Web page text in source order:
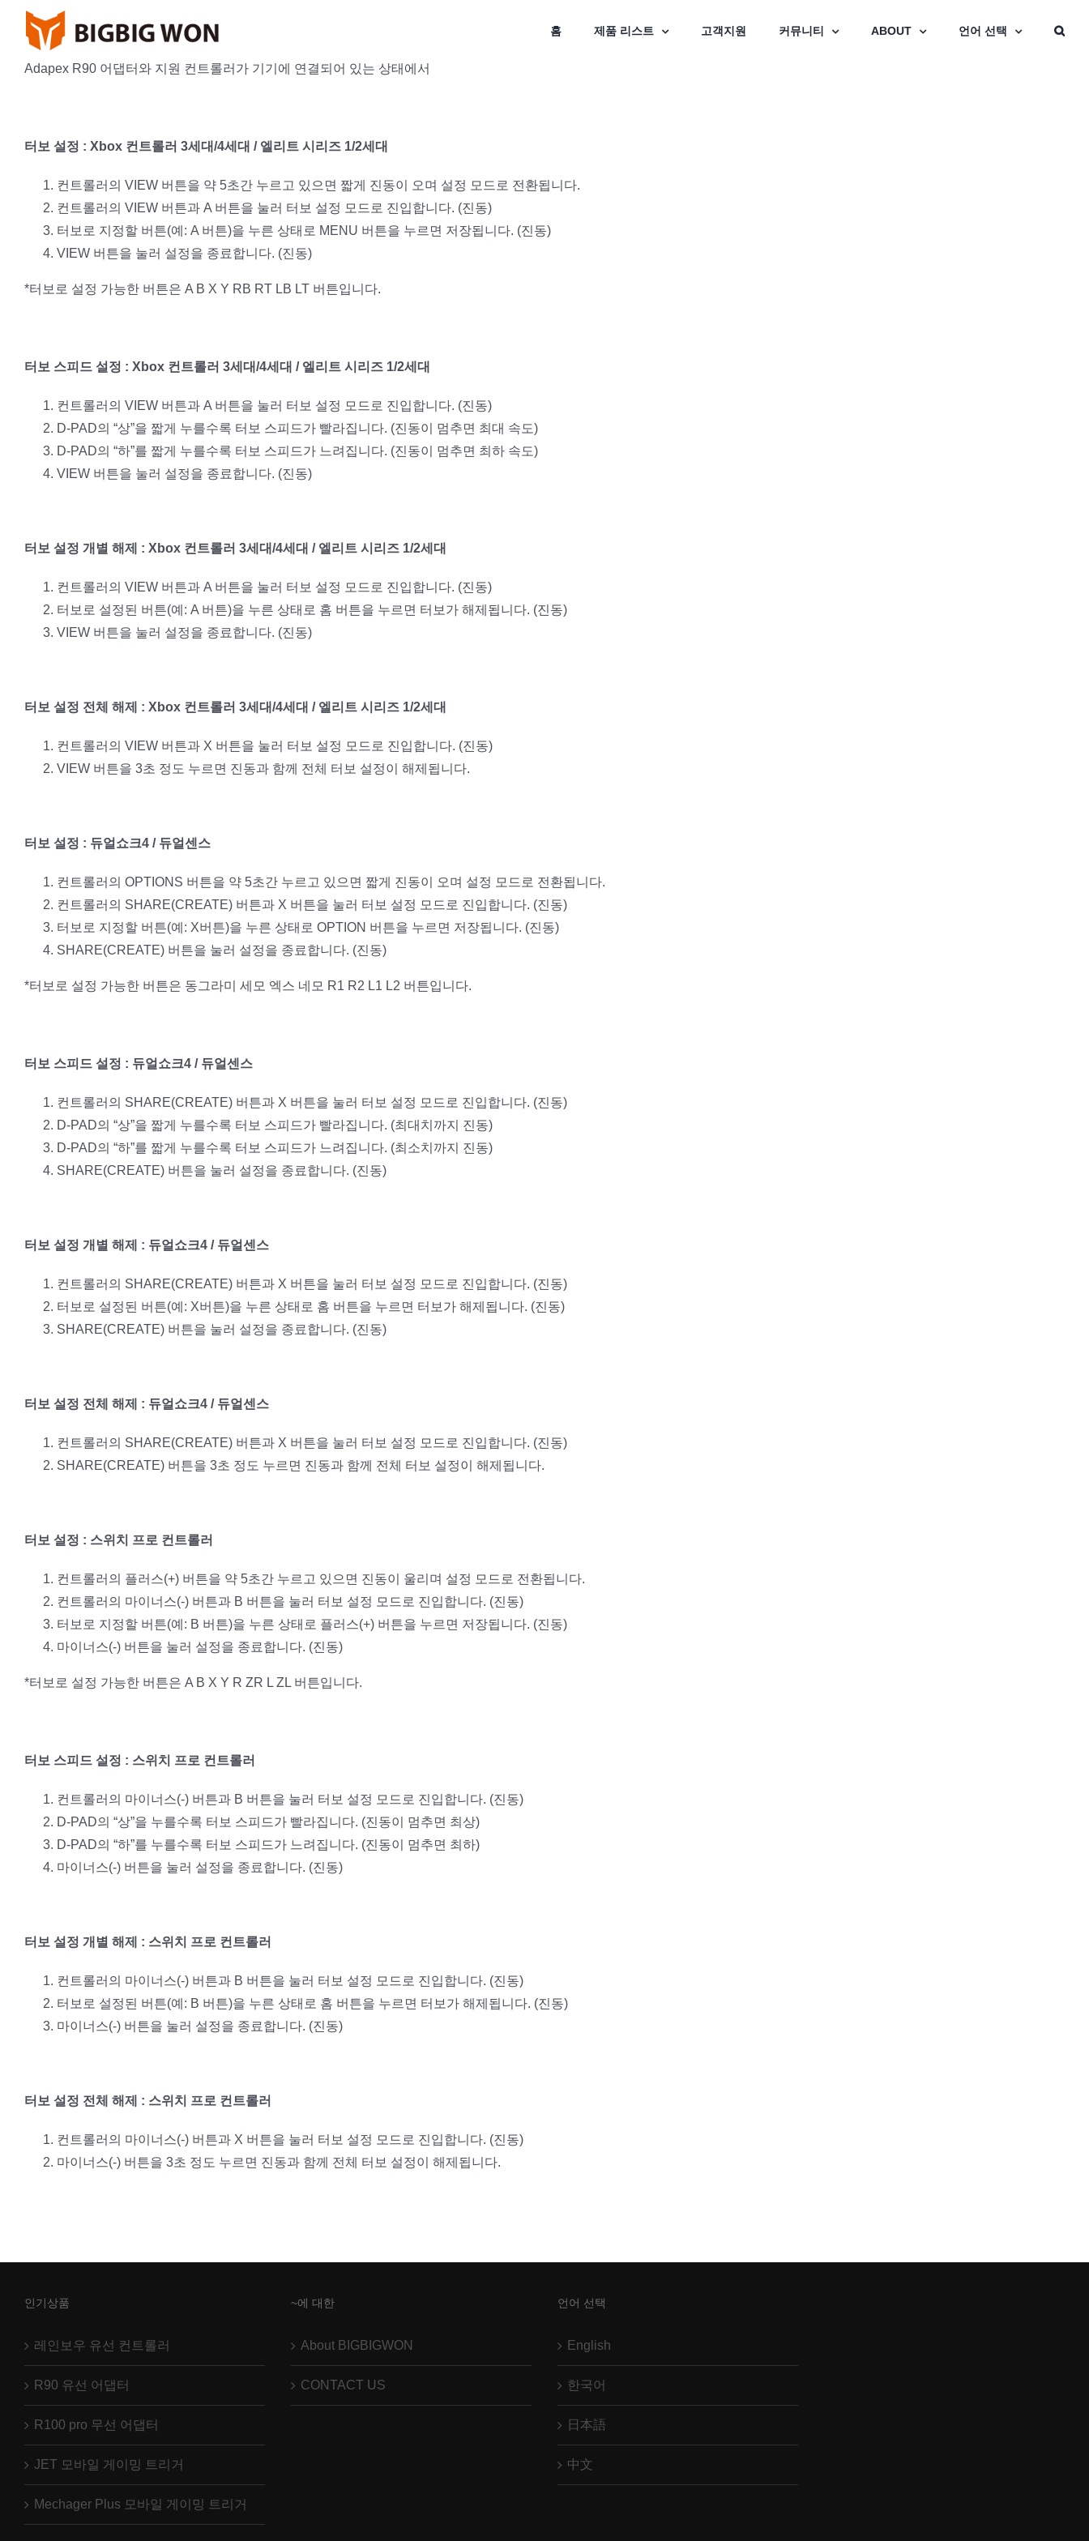
홈 제품 리스트 고객지원 커뮤니티 ABOUT 언어 선택
Adapex R90 어댑터와 지원 컨트롤러가 기기에 연결되어 있는 상태에서
터보 설정 : Xbox 컨트롤러 3세대/4세대 / 엘리트 시리즈 1/2세대
컨트롤러의 VIEW 버튼을 약 5초간 누르고 있으면 짧게 진동이 오며 설정 모드로 전환됩니다.
컨트롤러의 VIEW 버튼과 A 버튼을 눌러 터보 설정 모드로 진입합니다. (진동)
터보로 지정할 버튼(예: A 버튼)을 누른 상태로 MENU 버튼을 누르면 저장됩니다. (진동)
VIEW 버튼을 눌러 설정을 종료합니다. (진동)
*터보로 설정 가능한 버튼은 A B X Y RB RT LB LT 버튼입니다.
터보 스피드 설정 : Xbox 컨트롤러 3세대/4세대 / 엘리트 시리즈 1/2세대
컨트롤러의 VIEW 버튼과 A 버튼을 눌러 터보 설정 모드로 진입합니다. (진동)
D-PAD의 “상”을 짧게 누를수록 터보 스피드가 빨라집니다. (진동이 멈추면 최대 속도)
D-PAD의 “하”를 짧게 누를수록 터보 스피드가 느려집니다. (진동이 멈추면 최하 속도)
VIEW 버튼을 눌러 설정을 종료합니다. (진동)
터보 설정 개별 해제 : Xbox 컨트롤러 3세대/4세대 / 엘리트 시리즈 1/2세대
컨트롤러의 VIEW 버튼과 A 버튼을 눌러 터보 설정 모드로 진입합니다. (진동)
터보로 설정된 버튼(예: A 버튼)을 누른 상태로 홈 버튼을 누르면 터보가 해제됩니다. (진동)
VIEW 버튼을 눌러 설정을 종료합니다. (진동)
터보 설정 전체 해제 : Xbox 컨트롤러 3세대/4세대 / 엘리트 시리즈 1/2세대
컨트롤러의 VIEW 버튼과 X 버튼을 눌러 터보 설정 모드로 진입합니다. (진동)
VIEW 버튼을 3초 정도 누르면 진동과 함께 전체 터보 설정이 해제됩니다.
터보 설정 : 듀얼쇼크4 / 듀얼센스
컨트롤러의 OPTIONS 버튼을 약 5초간 누르고 있으면 짧게 진동이 오며 설정 모드로 전환됩니다.
컨트롤러의 SHARE(CREATE) 버튼과 X 버튼을 눌러 터보 설정 모드로 진입합니다. (진동)
터보로 지정할 버튼(예: X버튼)을 누른 상태로 OPTION 버튼을 누르면 저장됩니다. (진동)
SHARE(CREATE) 버튼을 눌러 설정을 종료합니다. (진동)
*터보로 설정 가능한 버튼은 동그라미 세모 엑스 네모 R1 R2 L1 L2 버튼입니다.
터보 스피드 설정 : 듀얼쇼크4 / 듀얼센스
컨트롤러의 SHARE(CREATE) 버튼과 X 버튼을 눌러 터보 설정 모드로 진입합니다. (진동)
D-PAD의 “상”을 짧게 누를수록 터보 스피드가 빨라집니다. (최대치까지 진동)
D-PAD의 “하”를 짧게 누를수록 터보 스피드가 느려집니다. (최소치까지 진동)
SHARE(CREATE) 버튼을 눌러 설정을 종료합니다. (진동)
터보 설정 개별 해제 : 듀얼쇼크4 / 듀얼센스
컨트롤러의 SHARE(CREATE) 버튼과 X 버튼을 눌러 터보 설정 모드로 진입합니다. (진동)
터보로 설정된 버튼(예: X버튼)을 누른 상태로 홈 버튼을 누르면 터보가 해제됩니다. (진동)
SHARE(CREATE) 버튼을 눌러 설정을 종료합니다. (진동)
터보 설정 전체 해제 : 듀얼쇼크4 / 듀얼센스
컨트롤러의 SHARE(CREATE) 버튼과 X 버튼을 눌러 터보 설정 모드로 진입합니다. (진동)
SHARE(CREATE) 버튼을 3초 정도 누르면 진동과 함께 전체 터보 설정이 해제됩니다.
터보 설정 : 스위치 프로 컨트롤러
컨트롤러의 플러스(+) 버튼을 약 5초간 누르고 있으면 진동이 울리며 설정 모드로 전환됩니다.
컨트롤러의 마이너스(-) 버튼과 B 버튼을 눌러 터보 설정 모드로 진입합니다. (진동)
터보로 지정할 버튼(예: B 버튼)을 누른 상태로 플러스(+) 버튼을 누르면 저장됩니다. (진동)
마이너스(-) 버튼을 눌러 설정을 종료합니다. (진동)
*터보로 설정 가능한 버튼은 A B X Y R ZR L ZL 버튼입니다.
터보 스피드 설정 : 스위치 프로 컨트롤러
컨트롤러의 마이너스(-) 버튼과 B 버튼을 눌러 터보 설정 모드로 진입합니다. (진동)
D-PAD의 “상”을 누를수록 터보 스피드가 빨라집니다. (진동이 멈추면 최상)
D-PAD의 “하”를 누를수록 터보 스피드가 느려집니다. (진동이 멈추면 최하)
마이너스(-) 버튼을 눌러 설정을 종료합니다. (진동)
터보 설정 개별 해제 : 스위치 프로 컨트롤러
컨트롤러의 마이너스(-) 버튼과 B 버튼을 눌러 터보 설정 모드로 진입합니다. (진동)
터보로 설정된 버튼(예: B 버튼)을 누른 상태로 홈 버튼을 누르면 터보가 해제됩니다. (진동)
마이너스(-) 버튼을 눌러 설정을 종료합니다. (진동)
터보 설정 전체 해제 : 스위치 프로 컨트롤러
컨트롤러의 마이너스(-) 버튼과 X 버튼을 눌러 터보 설정 모드로 진입합니다. (진동)
마이너스(-) 버튼을 3초 정도 누르면 진동과 함께 전체 터보 설정이 해제됩니다.
인기상품
레인보우 유선 컨트롤러
R90 유선 어댑터
R100 pro 무선 어댑터
JET 모바일 게이밍 트리거
Mechager Plus 모바일 게이밍 트리거
~에 대한
About BIGBIGWON
CONTACT US
언어 선택
English
한국어
日本語
中文